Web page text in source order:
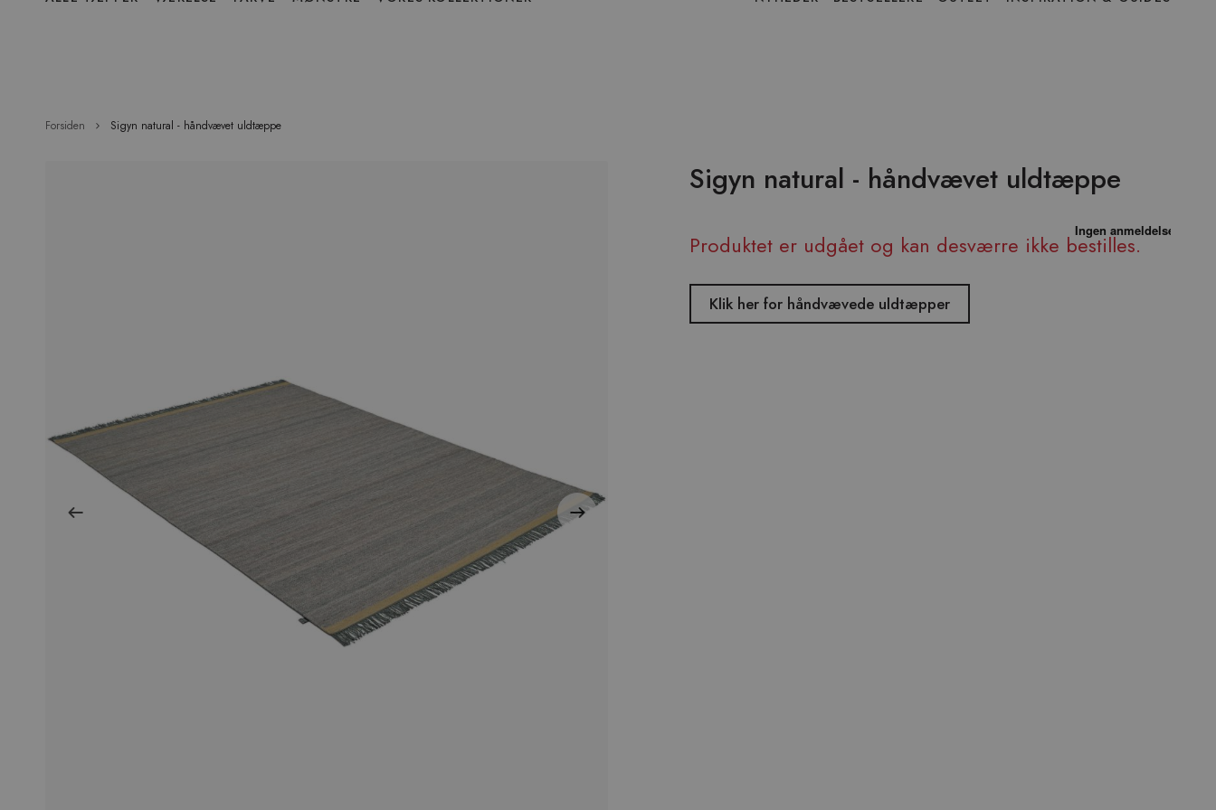
Forsiden Sigyn natural - håndvævet uldtæppe
Sigyn natural - håndvævet uldtæppe
Produktet er udgået og kan desværre ikke bestilles.
Klik her for håndvævede uldtæpper